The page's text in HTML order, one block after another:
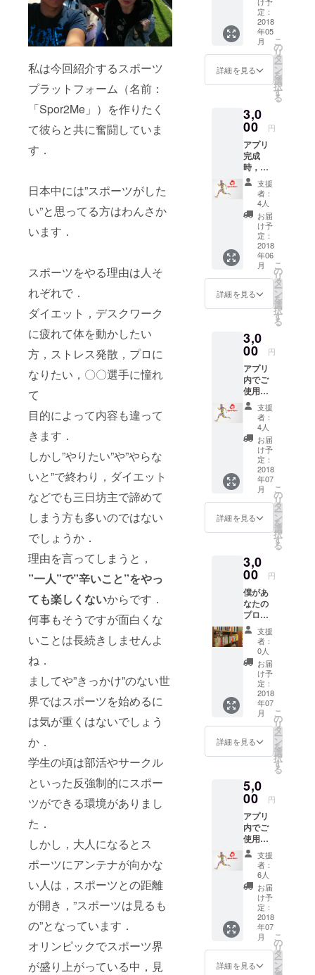
私は今回紹介するスポーツ
プラットフォーム（名前：
「Spor2Me」）を作りたく
て彼らと共に奮闘していま
す．
日本中には”スポーツがした
い”と思ってる方はわんさか
います．
スポーツをやる理由は人そ
れぞれで．
ダイエット，デスクワーク
に疲れて体を動かしたい
方，ストレス発散，プロに
なりたい，〇〇選手に憧れ
て
目的によって内容も違って
きます．
しかし”やりたい”や”やらな
いと”で終わり，ダイエット
などでも三日坊主で諦めて
しまう方も多いのではない
でしょうか．
理由を言ってしまうと，
”一人”で”辛いこと”をやっ
ても楽しくないからです．
何事もそうですが面白くな
いことは長続きしませんよ
ね．
ましてや”きっかけ”のない世
界ではスポーツを始めるに
は気が重くはないでしょう
か．
学生の頃は部活やサークル
といった反強制的にスポー
ツができる環境がありまし
た．
しかし，大人になるとス
ポーツにアンテナが向かな
い人は，スポーツとの距離
が開き，”スポーツは見るも
の”となっています．
オリンピックでスポーツ界
が盛り上がっている中，見
前の表
記（表
記のい
らない
方は連
絡くだ
さい）
定：
2018
年05
月
詳細を見る
こ
の
リ
タ
ー
ン
を
選
択
す
る
3,0
00 円
アプリ
完成
時，ご
支援下
さった
方のア
カウン
トに信
用の証
として
特別
バッジ
の表記
をさせ
ていた
（先生
アカウ
ント，
生徒ア
カウン
トどち
らでも
可）
支援
者：
4人
お届
け予
定：
2018
年06
月
詳細を見る
こ
の
リ
タ
ー
ン
を
選
択
す
る
3,0
00 円
アプリ
内でご
使用い
ただけ
る5000
円分の
Pointを
追加し
ます．
※換金機
能はあ
りませ
ん
支援
者：
4人
お届
け予
定：
2018
年07
月
詳細を見る
こ
の
リ
タ
ー
ン
を
選
択
す
る
3,0
00 円
僕があ
なたの
プロ
フィー
ルを見
て、あ
なたに
合うと
思う本
（1500
円前
後）を
独断と
偏見で
プレゼ
ただき
ます。
しるし
本のよ
うにし
るしが
欲しい
方は連
絡くだ
さい。
※送料は
別途頂
きま
す。
支援
者：
0人
お届
け予
定：
2018
年07
月
詳細を見る
こ
の
リ
タ
ー
ン
を
選
択
す
る
5,0
00 円
アプリ
内でご
使用い
ただけ
る
10000
円分の
Pointを
追加し
ます．
※換金機
能はあ
りませ
ん
支援
者：
6人
お届
け予
定：
2018
年07
月
詳細を見る
こ
の
リ
タ
ー
ン
を